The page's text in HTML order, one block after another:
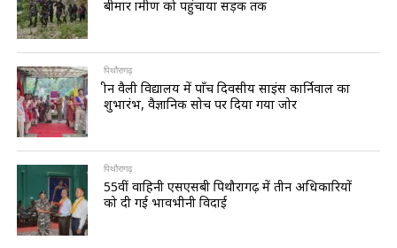
बीमार ग्रामीण को पहुंचाया सड़क तक
पिथौरागढ़
ग्रीन वैली विद्यालय में पाँच दिवसीय साइंस कार्निवाल का
शुभारंभ, वैज्ञानिक सोच पर दिया गया जोर
पिथौरागढ़
55वीं वाहिनी एसएसबी पिथौरागढ़ में तीन अधिकारियों
को दी गई भावभीनी विदाई